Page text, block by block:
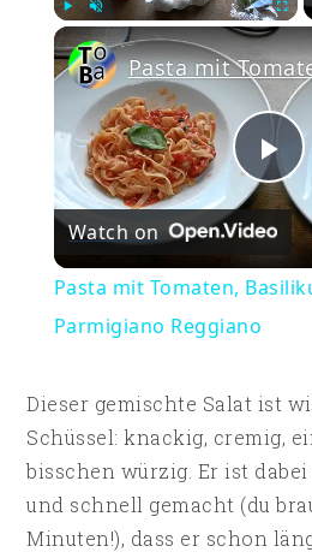
Unmute
Watch on
Pasta mit Tomaten,
Parmigiano Reggiano
Dieser gemischte Salat ist
Schüssel: knackig, cremig,
bisschen würzig. Er ist
und schnell gemacht (du
Minuten!), dass er schon